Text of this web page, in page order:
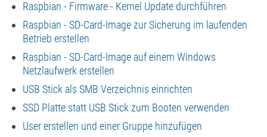
Raspbian - Firmware - Kernel Update durchführen
Raspbian - SD-Card-Image zur Sicherung im laufenden
Betrieb erstellen
Raspbian - SD-Card-Image auf einem Windows
Netzlaufwerk erstellen
USB Stick als SMB Verzeichnis einrichten
SSD Platte statt USB Stick zum Booten verwenden
User erstellen und einer Gruppe hinzufügen